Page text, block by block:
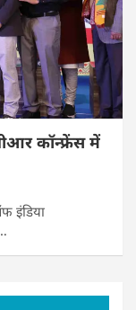
कॉन्फ्रेंस में
इंडिया